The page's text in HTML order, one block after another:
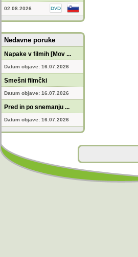
02.08.2026
Nedavne poruke
Napake v filmih [Mov ...
Datum objave: 16.07.2026
Smešni filmčki
Datum objave: 16.07.2026
Pred in po snemanju ...
Datum objave: 16.07.2026